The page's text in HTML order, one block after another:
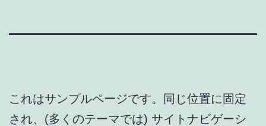
これはサンプルページです。同じ位置に固定
され、(多くのテーマでは) サイトナビゲーシ